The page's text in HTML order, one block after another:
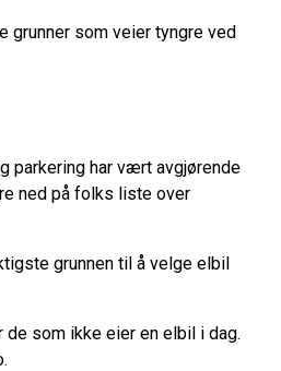
grunner som veier tyngre ved
parkering har vært avgjørende
ned på folks liste over
grunnen til å velge elbil
som ikke eier en elbil i dag.